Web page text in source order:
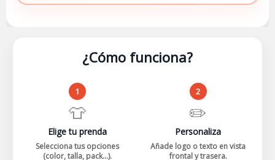
¿Cómo funciona?
1
👕
Elige tu prenda
Selecciona tus opciones
(color, talla, pack...).
2
✏️
Personaliza
Añade logo o texto en vista
frontal y trasera.